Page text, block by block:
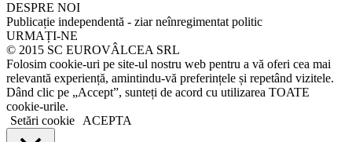
DESPRE NOI
Publicație independentă - ziar neînregimentat politic
URMAȚI-NE
© 2015 SC EUROVÂLCEA SRL
Folosim cookie-uri pe site-ul nostru web pentru a vă oferi cea mai
relevantă experiență, amintindu-vă preferințele și repetând vizitele.
Dând clic pe „Accept”, sunteți de acord cu utilizarea TOATE
cookie-urile.
Setări cookie
ACEPTA